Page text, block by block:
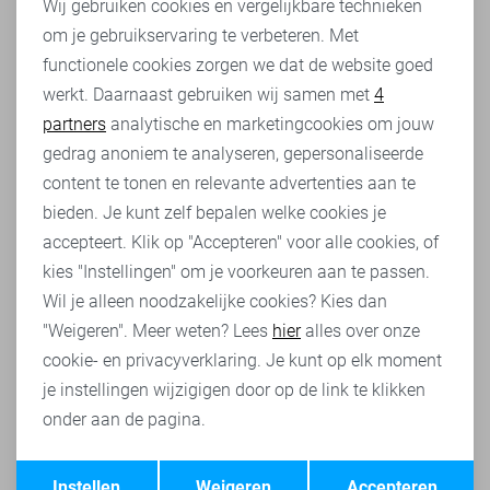
Noisy May biedt verschillende modellen truien om aan
jouw voorkeuren te voldoen. Kies bijvoorbeeld voor een
klassieke coltrui voor een tijdloze uitstraling, of ga voor
een trendy off-shoulder ontwerp om je stijl te accentueren.
Voor ultiem comfort kun je opteren voor een relaxte
pasvorm, terwijl een strakker model een chique look
creëert. Met Noisy May kun je spelen met verschillende
stijlen en modellen.
Stijlvol combineren met een Noisy May trui
Een Noisy May trui biedt talloze mogelijkheden om je
eigen stijl te laten zien. Voor een avondje uit kun je een
elegante Noisy May trui combineren met stijlvolle
accessoires en hakken. Voor een meer casual look kun je
een oversized Noisy May trui dragen metjeansen
sneakers. De veelzijdigheid van Noisy May truien maakt
Personalisatie cookies
Analytische cookies
Marketing cookies
Terug Opslaan
Wij gebruiken cookies en vergelijkbare technieken
om je gebruikservaring te verbeteren. Met
functionele cookies zorgen we dat de website goed
werkt. Daarnaast gebruiken wij samen met 4
partners analytische en marketingcookies om jouw
gedrag anoniem te analyseren, gepersonaliseerde
content te tonen en relevante advertenties aan te
bieden. Je kunt zelf bepalen welke cookies je
accepteert. Klik op "Accepteren" voor alle cookies, of
kies "Instellingen" om je voorkeuren aan te passen.
Wil je alleen noodzakelijke cookies? Kies dan
"Weigeren". Meer weten? Lees hieralles over onze
cookie- en privacyverklaring. Je kunt op elk moment
je instellingen wijzigigen door op de link te klikken
onder aan de pagina.